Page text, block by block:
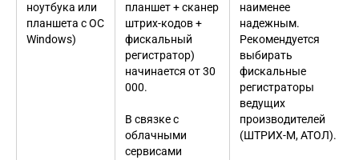
ноутбука или
планшета с ОС
Windows)
планшет + сканер
штрих-кодов +
фискальный
регистратор)
начинается от 30
000.
В связке с
облачными
сервисами
наименее
надежным.
Рекомендуется
выбирать
фискальные
регистраторы
ведущих
производителей
(ШТРИХ-М, АТОЛ).